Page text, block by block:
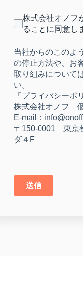
株式会社オノフ
ることに同意し
当社からのこのよ
の停止方法や、お
取り組みについて
い。
「プライバシーポ
株式会社オノフ
E-mail：
〒150-0001 東京
ダ４F
送信